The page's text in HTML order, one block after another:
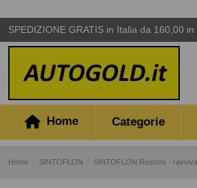
SPEDIZIONE GRATIS in Italia da 160,00
Home Categorie
Home SINTOFLON SINTOFLON Restore -